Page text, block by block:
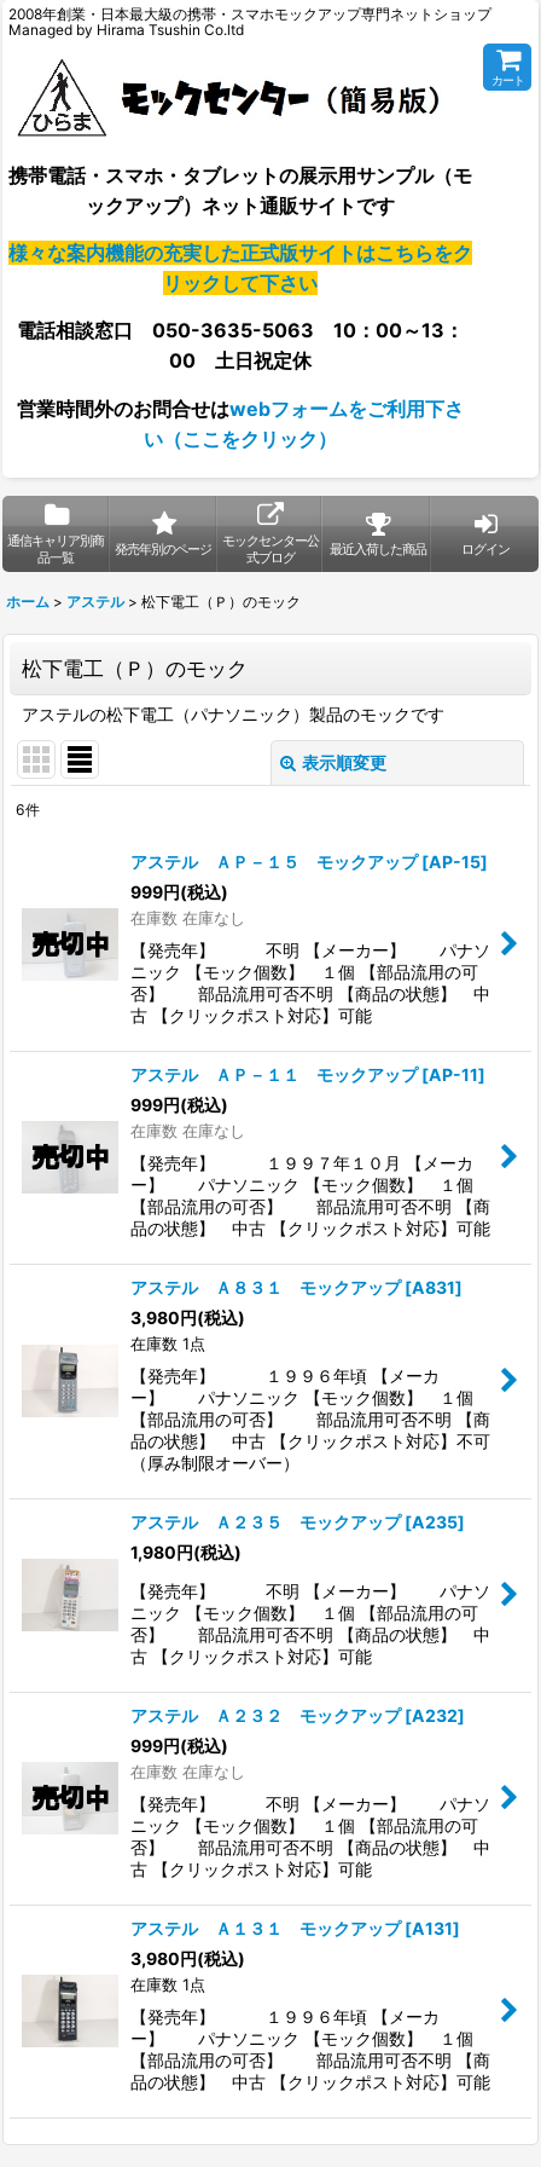
2008年創業・日本最大級の携帯・スマホモックアップ専門ネットショップ
Managed by Hirama Tsushin Co.ltd
携帯電話・スマホ・タブレットの展示用サンプル（モ
ックアップ）ネット通販サイトです
様々な案内機能の充実した正式版サイトはこちらをク
リックして下さい
電話相談窓口 050-3635-5063 10：00～13：
00 土日祝定休
営業時間外のお問合せはwebフォームをご利用下さ
い（ここをクリック）
カート
通信キャリア別商
品一覧
発売年別のページ
モックセンター公
式ブログ
最近入荷した商品 ログイン
ホーム > アステル > 松下電工（Ｐ）のモック
松下電工（Ｐ）のモック
アステルの松下電工（パナソニック）製品のモックです
表示順変更
絞り込む
6件
アステル ＡＰ－１５ モックアップ [AP-15]
999円(税込)
在庫数 在庫なし
【発売年】 不明 【メーカー】 パナソ
ニック 【モック個数】 １個 【部品流用の可
否】 部品流用可否不明 【商品の状態】 中
古 【クリックポスト対応】可能
アステル ＡＰ－１１ モックアップ [AP-11]
999円(税込)
在庫数 在庫なし
【発売年】 １９９７年１０月 【メーカ
ー】 パナソニック 【モック個数】 １個
【部品流用の可否】 部品流用可否不明 【商
品の状態】 中古 【クリックポスト対応】可能
アステル Ａ８３１ モックアップ [A831]
3,980円(税込)
在庫数 1点
【発売年】 １９９６年頃 【メーカ
ー】 パナソニック 【モック個数】 １個
【部品流用の可否】 部品流用可否不明 【商
品の状態】 中古 【クリックポスト対応】不可
（厚み制限オーバー）
アステル Ａ２３５ モックアップ [A235]
1,980円(税込)
【発売年】 不明 【メーカー】 パナソ
ニック 【モック個数】 １個 【部品流用の可
否】 部品流用可否不明 【商品の状態】 中
古 【クリックポスト対応】可能
アステル Ａ２３２ モックアップ [A232]
999円(税込)
在庫数 在庫なし
【発売年】 不明 【メーカー】 パナソ
ニック 【モック個数】 １個 【部品流用の可
否】 部品流用可否不明 【商品の状態】 中
古 【クリックポスト対応】可能
アステル Ａ１３１ モックアップ [A131]
3,980円(税込)
在庫数 1点
【発売年】 １９９６年頃 【メーカ
ー】 パナソニック 【モック個数】 １個
【部品流用の可否】 部品流用可否不明 【商
品の状態】 中古 【クリックポスト対応】可能